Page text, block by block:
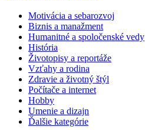
Motivácia a sebarozvoj
Biznis a manažment
Humanitné a spoločenské vedy
História
Životopisy a reportáže
Vzťahy a rodina
Zdravie a životný štýl
Počítače a internet
Hobby
Umenie a dizajn
Ďalšie kategórie